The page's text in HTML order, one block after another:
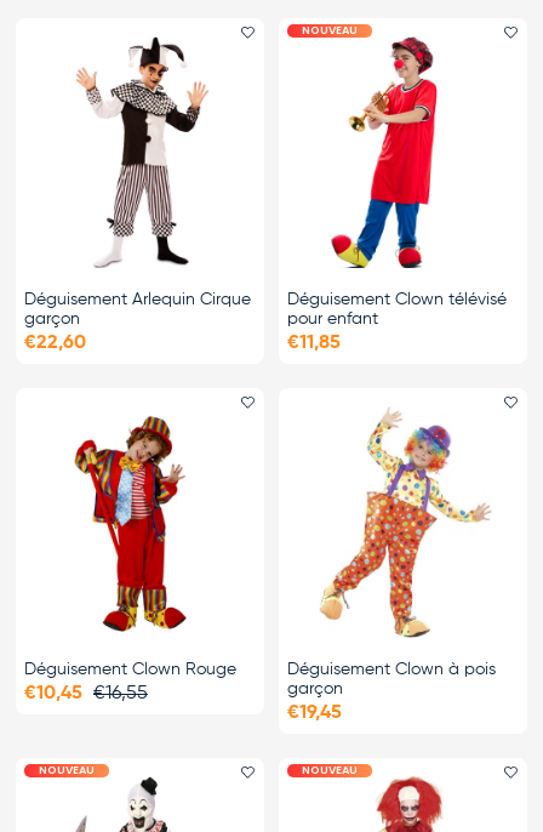
Ajouter le favori
Déguisement Arlequin Cirque
garçon
€22,60
NOUVEAU
Déguisement Clown télévisé
pour enfant
€11,85
Ajouter le favori
Déguisement Clown Rouge
€10,45 €16,55
Déguisement Clown à pois
garçon
€19,45
NOUVEAU Ajouter le favori
NOUVEAU